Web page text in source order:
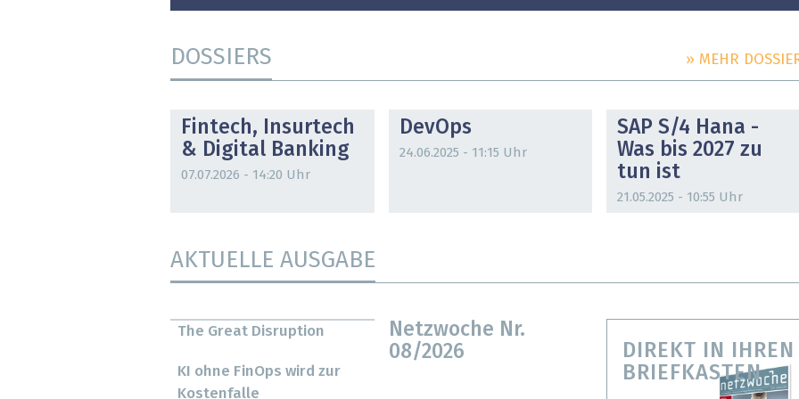
DOSSIERS » MEHR
Fintech, Insurtech
& Digital Banking
07.07.2026 - 14:20 Uhr
DevOps
24.06.2025 - 11:15 Uhr
SAP S/4 Hana -
Was bis 2027 zu
tun ist
21.05.2025 - 10:55 Uhr
AKTUELLE AUSGABE
Netzwoche Nr.
08/2026
The Great Disruption
KI ohne FinOps wird zur
Kostenfalle
DIREKT IN IHREN
BRIEFKASTEN